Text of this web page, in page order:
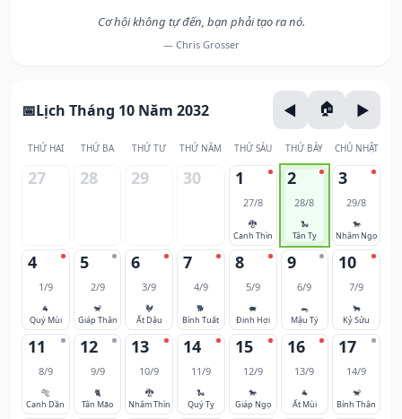
Cơ hội không tự đến, bạn phải tạo ra nó.
— Chris Grosser
Lịch Tháng 10 Năm 2032
THỨ HAI THỨ BA THỨ TƯ THỨ NĂM THỨ SÁU THỨ BẢY CHỦ NHẬT
27 28 29 30 1
27/8
🐉
Canh Thìn
2
28/8
🐍
Tân Tỵ
3
29/8
🐎
Nhâm Ngọ
4
1/9
🐐
Quý Mùi
5
2/9
🐒
Giáp Thân
6
3/9
🐓
Ất Dậu
7
4/9
🐕
Bính Tuất
8
5/9
🐖
Đinh Hợi
9
6/9
🐀
Mậu Tý
10
7/9
🐂
Kỷ Sửu
11
8/9
🐅
Canh Dần
12
9/9
🐈
Tân Mão
13
10/9
🐉
Nhâm Thìn
14
11/9
🐍
Quý Tỵ
15
12/9
🐎
Giáp Ngọ
16
13/9
🐐
Ất Mùi
17
14/9
🐒
Bính Thân